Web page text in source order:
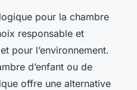
pour la chambre
responsable et
pour l’environnement.
d’enfant ou de
offre une alternative